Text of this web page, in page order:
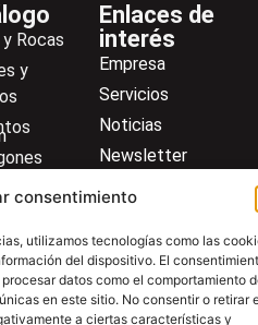
consentimiento
utilizamos tecnologías como las
del dispositivo. El
datos como el comportamiento
en este sitio. No consentir o retirar
a ciertas características y
Rocas
y
general
Enlaces de
interés
Empresa
Servicios
Noticias
Newsletter
Descargas
Centro de ayuda